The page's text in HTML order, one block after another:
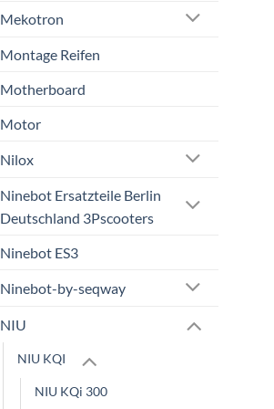
Mekotron
Montage Reifen
Motherboard
Motor
Nilox
Ninebot Ersatzteile Berlin
Deutschland 3Pscooters
Ninebot ES3
Ninebot-by-seqway
NIU
NIU KQI
NIU KQi 300